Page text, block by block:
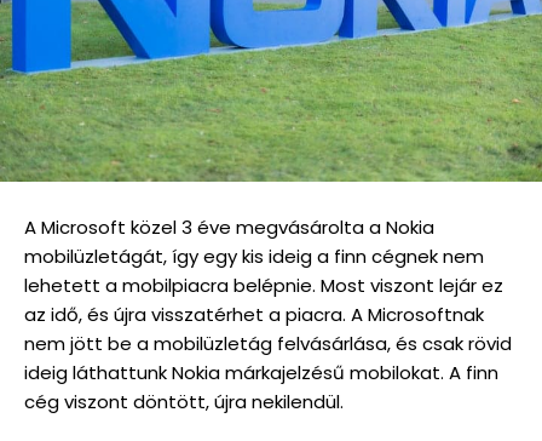
A Microsoft közel 3 éve megvásárolta a Nokia
mobilüzletágát, így egy kis ideig a finn cégnek nem
lehetett a mobilpiacra belépnie. Most viszont lejár ez
az idő, és újra visszatérhet a piacra. A Microsoftnak
nem jött be a mobilüzletág felvásárlása, és csak rövid
ideig láthattunk Nokia márkajelzésű mobilokat. A finn
cég viszont döntött, újra nekilendül.